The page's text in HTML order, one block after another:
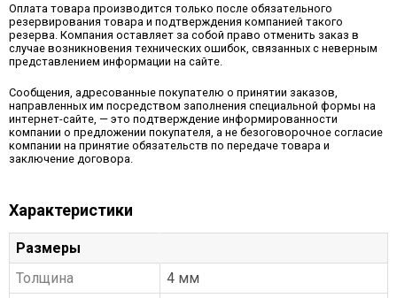
Оплата товара производится только после обязательного
резервирования товара и подтверждения компанией такого
резерва. Компания оставляет за собой право отменить заказ в
случае возникновения технических ошибок, связанных с неверным
представлением информации на сайте.
Сообщения, адресованные покупателю о принятии заказов,
направленных им посредством заполнения специальной формы на
интернет-сайте, — это подтверждение информированности
компании о предложении покупателя, а не безоговорочное согласие
компании на принятие обязательств по передаче товара и
заключение договора.
Характеристики
Размеры
Толщина
4 мм